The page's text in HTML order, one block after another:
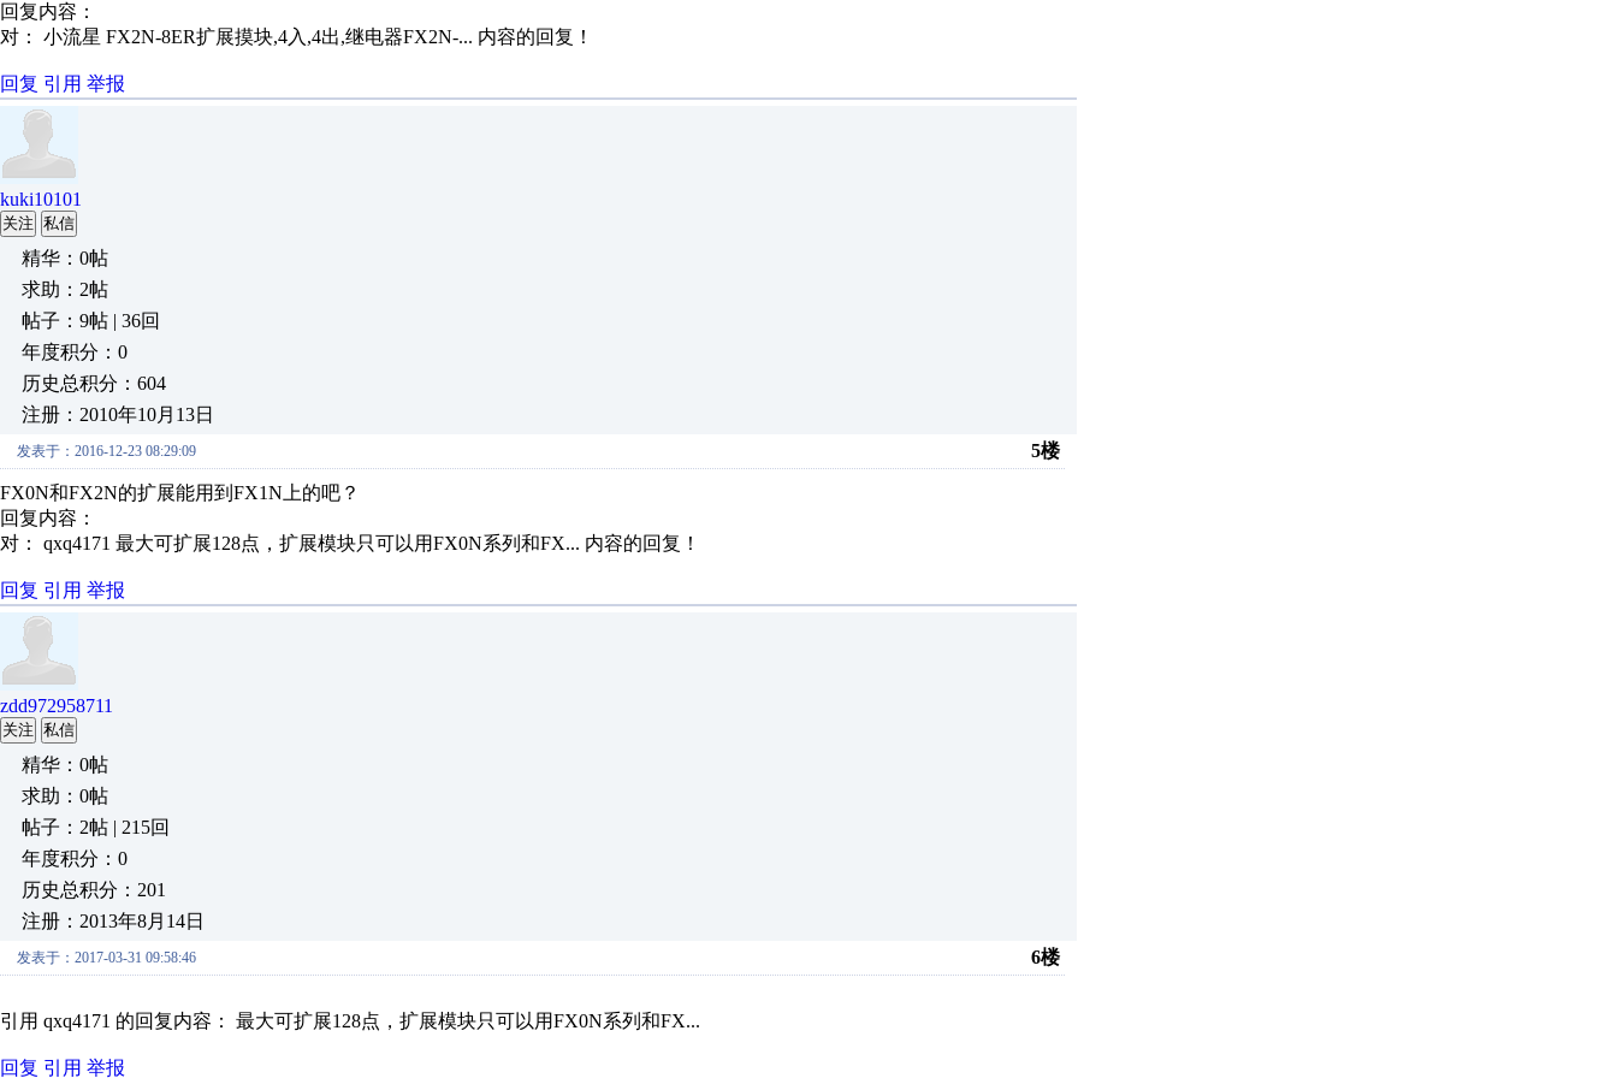
回复内容：
对： 小流星 FX2N-8ER扩展摸块,4入,4出,继电器FX2N-... 内容的回复！
回复 引用 举报
kuki10101
关注 私信
精华：0帖
求助：2帖
帖子：9帖 | 36回
年度积分：0
历史总积分：604
注册：2010年10月13日
发表于：2016-12-23 08:29:09 5楼
FX0N和FX2N的扩展能用到FX1N上的吧？
回复内容：
对： qxq4171 最大可扩展128点，扩展模块只可以用FX0N系列和FX... 内容的回复！
回复 引用 举报
zdd972958711
关注 私信
精华：0帖
求助：0帖
帖子：2帖 | 215回
年度积分：0
历史总积分：201
注册：2013年8月14日
发表于：2017-03-31 09:58:46 6楼
引用 qxq4171 的回复内容： 最大可扩展128点，扩展模块只可以用FX0N系列和FX...
回复 引用 举报